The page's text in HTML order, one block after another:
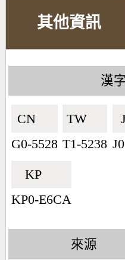
其他資訊
漢
CN🇨🇳
G0-5528
TW🇹🇼
T1-5238
KP🇰🇵
KP0-E6CA
來源